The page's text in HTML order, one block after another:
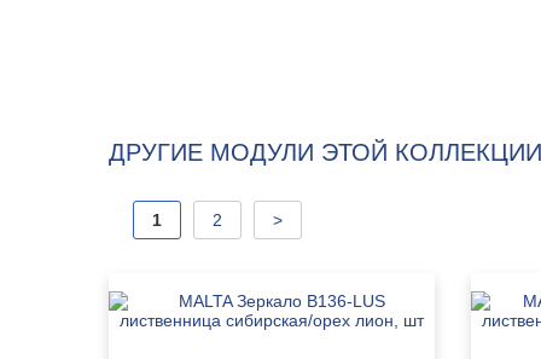
ДРУГИЕ МОДУЛИ ЭТОЙ
1 2 >